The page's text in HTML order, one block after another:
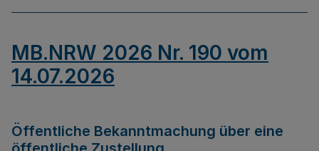
MB.NRW 2026 Nr. 190 vom
14.07.2026
Öffentliche Bekanntmachung über eine